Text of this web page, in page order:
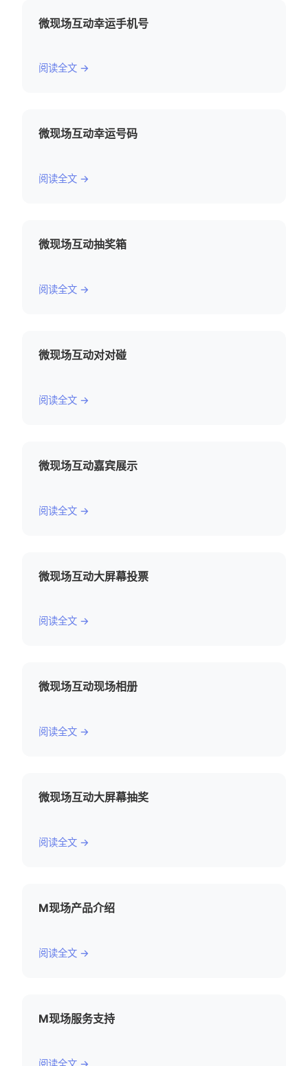
微现场互动幸运手机号
阅读全文 →
微现场互动幸运号码
阅读全文 →
微现场互动抽奖箱
阅读全文 →
微现场互动对对碰
阅读全文 →
微现场互动嘉宾展示
阅读全文 →
微现场互动大屏幕投票
阅读全文 →
微现场互动现场相册
阅读全文 →
微现场互动大屏幕抽奖
阅读全文 →
M现场产品介绍
阅读全文 →
M现场服务支持
阅读全文 →